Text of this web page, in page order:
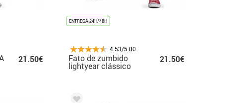
21.50€
ENTREGA 24H/48H
4.53/5.00
Fato de zumbido
lightyear clássico
com asas para
21.50€